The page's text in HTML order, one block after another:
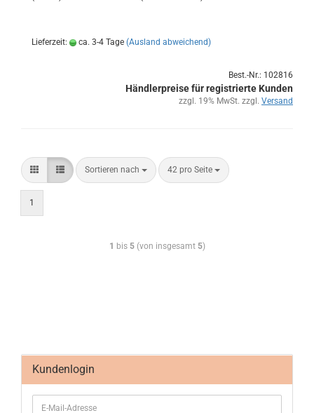
Lieferzeit: ca. 3-4 Tage (Ausland abweichend)
Best.-Nr.: 102816
Händlerpreise für registrierte Kunden
zzgl. 19% MwSt. zzgl. Versand
Sortieren nach 42 pro Seite
1
1 bis 5(von insgesamt 5)
Kundenlogin